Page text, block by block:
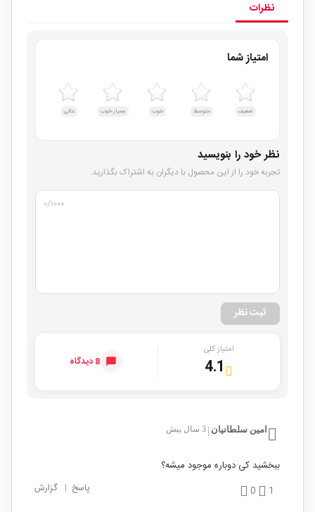
نظرات
امتیاز شما
ضعیف متوسط خوب بسیار خوب عالی
نظر خود را بنویسید
تجربه خود را از این محصول با دیگران به اشتراک بگذارید.
۰/۱۰۰۰
ثبت نظر
امتیاز کلی
4.1 8 دیدگاه
امین سلطانیان | 3 سال پیش
ببخشید کی دوباره موجود میشه؟
1
0 پاسخ | گزارش